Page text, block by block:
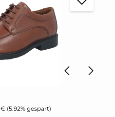
Preis:
€ (5.92% gespart)